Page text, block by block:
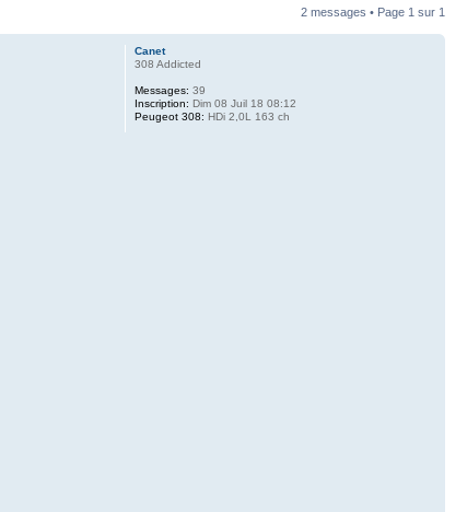
2 messages • Page 1 sur 1
Canet
308 Addicted
Messages: 39
Inscription: Dim 08 Juil 18 08:12
Peugeot 308: HDi 2,0L 163 ch